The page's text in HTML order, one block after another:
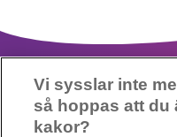
Stötta vårt arbete
Vi sysslar inte
så hoppas att du
kakor?